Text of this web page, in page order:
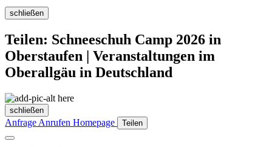
schließen
Teilen: Schneeschuh Camp 2026 in
Oberstaufen | Veranstaltungen im
Oberallgäu in Deutschland
schließen
Anfrage Anrufen Homepage Teilen